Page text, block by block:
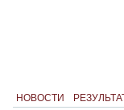
НОВОСТИ